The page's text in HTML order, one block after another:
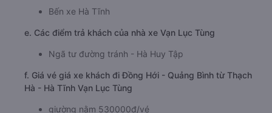
Bến xe Hà Tĩnh
e. Các điểm trả khách của nhà xe Vạn Lục Tùng
Ngã tư đường tránh - Hà Huy Tập
f. Giá vé giá xe khách đi Đồng Hới - Quảng Bình từ Thạch
Hà - Hà Tĩnh Vạn Lục Tùng
giường nằm 530000đ/vé